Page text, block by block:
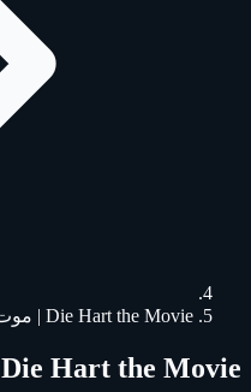
Die Hart the Movie | موت هارت: الفيلم
Die Hart the Movie | موت هارت: الفيلم